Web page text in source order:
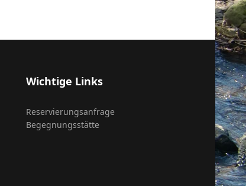
Wichtige Links
Reservierungsanfrage
Begegnungsstätte